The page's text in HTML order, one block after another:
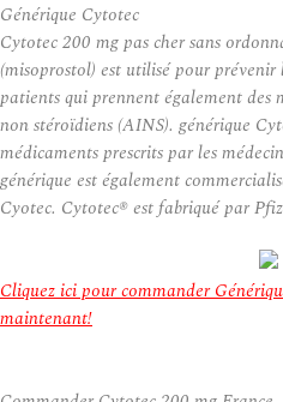
Générique Cytotec
Cytotec 200 mg pas cher sans
(misoprostol) est utilisé pour prévenir
patients qui prennent également
non stéroïdiens (AINS). générique
médicaments prescrits par les
générique est également
Cyotec. Cytotec® est fabriqué par
Cliquez ici pour commander
maintenant!